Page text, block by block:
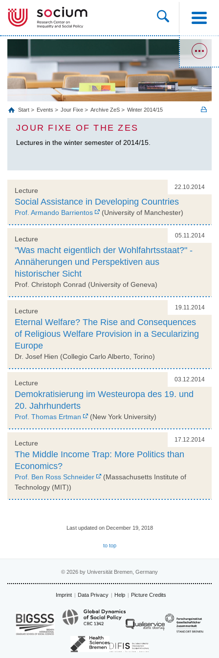
Start Events Jour Fixe Archive ZeS Winter 2014/15
JOUR FIXE OF THE ZES
Lectures in the winter semester of 2014/15.
22.10.2014
Lecture
Social Assistance in Developing Countries
Prof. Armando Barrientos (University of Manchester)
05.11.2014
Lecture
"Was macht eigentlich der Wohlfahrtsstaat?" -
Annäherungen und Perspektiven aus
historischer Sicht
Prof. Christoph Conrad (University of Geneva)
19.11.2014
Lecture
Eternal Welfare? The Rise and Consequences
of Religious Welfare Provision in a Secularizing
Europe
Dr. Josef Hien (Collegio Carlo Alberto, Torino)
03.12.2014
Lecture
Demokratisierung im Westeuropa des 19. und
20. Jahrhunderts
Prof. Thomas Ertman (New York University)
17.12.2014
Lecture
The Middle Income Trap: More Politics than
Economics?
Prof. Ben Ross Schneider
(Massachusetts Institute of
Technology (MIT))
Last updated on December 19, 2018
to top
© 2026 by Universität Bremen, Germany
Imprint Data Privacy Help Picture Credits